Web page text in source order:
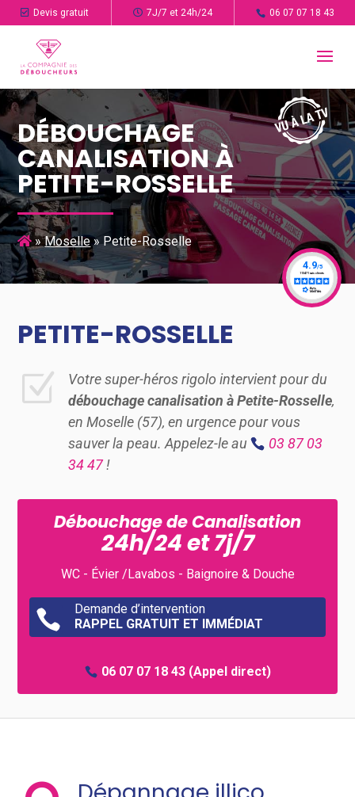
Devis gratuit 7J/7 et 24h/24 06 07 07 18 43
DÉBOUCHAGE
CANALISATION À
PETITE-ROSSELLE
»Moselle»Petite-Rosselle
PETITE-ROSSELLE
Z
Votre super-héros rigolo intervient pour du
débouchage canalisation à Petite-Rosselle,
en Moselle (57), en urgence pour vous
sauver la peau. Appelez-le au
03 87 03
34 47!
Débouchage de Canalisation
24h/24 et 7j/7
WC - Évier /Lavabos - Baignoire & Douche

Demande d’intervention
RAPPEL GRATUIT ET IMMÉDIAT
06 07 07 18 43(Appel direct)